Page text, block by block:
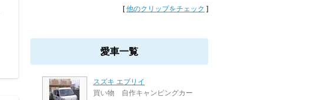
[他のクリップをチェック ]
愛車一覧
スズキ エブリイ
買い物 自作キャンピングカー